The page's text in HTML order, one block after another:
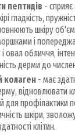
пептидів - сприяє
гладкість,
шкіру
і
і овал обличчя,
дерми до
колаген - має
відновлювати
профілактики
шкіри,
клітин.